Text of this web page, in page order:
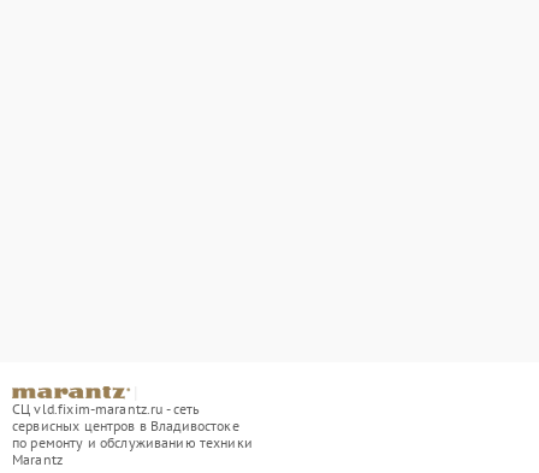
СЦ vld.fixim-marantz.ru - сеть
сервисных центров в Владивостоке
по ремонту и обслуживанию техники
Marantz